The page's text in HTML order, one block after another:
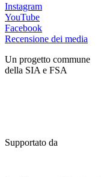
Instagram
YouTube
Facebook
Recensione dei media
Un progetto commune
della SIA e FSA
Supportato da